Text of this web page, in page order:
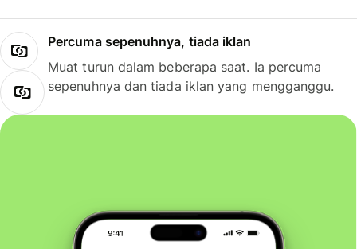
Percuma sepenuhnya, tiada iklan
Muat turun dalam beberapa saat. Ia percuma
sepenuhnya dan tiada iklan yang mengganggu.